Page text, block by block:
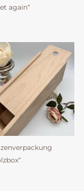
again“